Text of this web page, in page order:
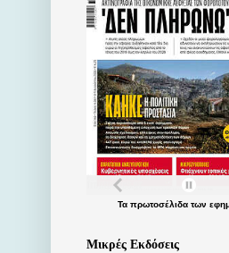
Τα πρωτοσέλιδατων
Μικρές Εκδόσεις